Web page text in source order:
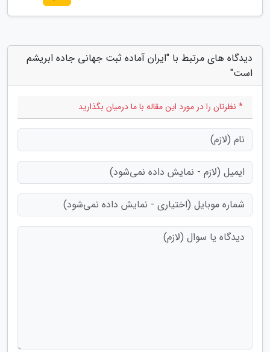
دیدگاه های مرتبط با "ایران آماده ثبت جهانی جاده ابریشم
است"
* نظرتان را در مورد این مقاله با ما درمیان بگذارید